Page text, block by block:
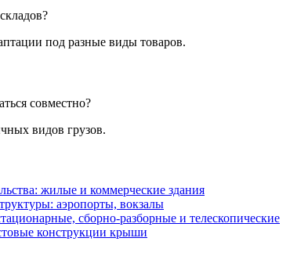
под разные виды товаров.
совместно?
видов грузов.
жилые и коммерческие здания
аэропорты, вокзалы
сборно-разборные и телескопические
конструкции крыши